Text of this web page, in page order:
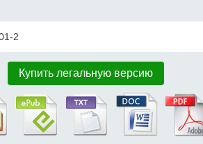
2
Купить легальную версию